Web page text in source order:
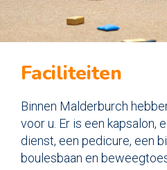
Faciliteiten
Binnen Malderburch
voor u. Er is een kapsalon,
dienst, een pedicure, een
boulesbaan en